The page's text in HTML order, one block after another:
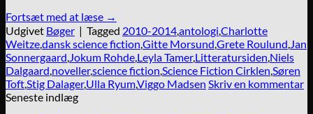
Fortsæt med at læse →
Udgivet Bøger | Tagged 2010-2014,antologi,Charlotte
Weitze,dansk science fiction,Gitte Morsund,Grete Roulund,Jan
Sonnergaard,Jokum Rohde,Leyla Tamer,Litteratursiden,Niels
Dalgaard,noveller,science fiction,Science Fiction Cirklen,Søren
Toft,Stig Dalager,Ulla Ryum,Viggo Madsen Skriv en kommentar
Seneste indlæg